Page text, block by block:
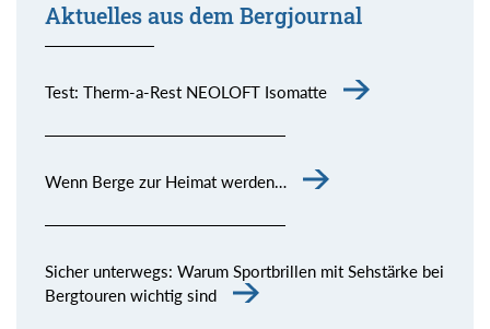
Aktuelles aus dem Bergjournal
Test: Therm-a-Rest NEOLOFT Isomatte
Wenn Berge zur Heimat werden…
Sicher unterwegs: Warum Sportbrillen mit Sehstärke bei
Bergtouren wichtig sind